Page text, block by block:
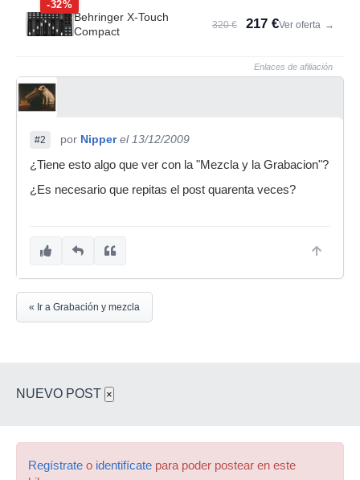
-32%
Behringer X-Touch
Compact
320 € 217 €Ver oferta →
Enlaces de afiliación
#2 por Nipper el 13/12/2009
¿Tiene esto algo que ver con la "Mezcla y la Grabacion"?
¿Es necesario que repitas el post quarenta veces?
« Ir a Grabación y mezcla
NUEVO POST ×
Regístrate o identifícate para poder postear en este